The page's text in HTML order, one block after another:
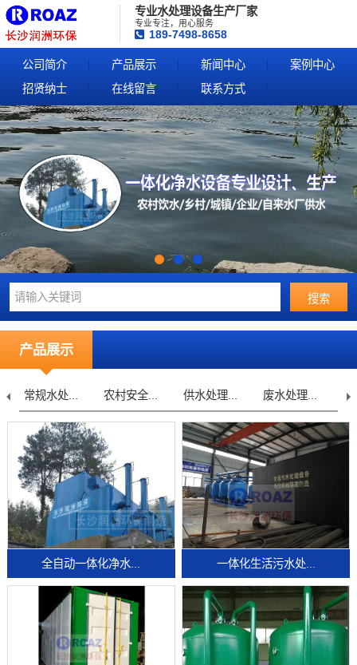
专业水处理设备生产厂家
专业专注，用心服务
189-7498-8658
公司简介 产品展示 新闻中心
案例中心
招贤纳士
在线留言 联系方式
产品展示
常规水处... 农村安全... 供水处理... 废水处理...
全自动一体化净水... 一体化生活污水处...